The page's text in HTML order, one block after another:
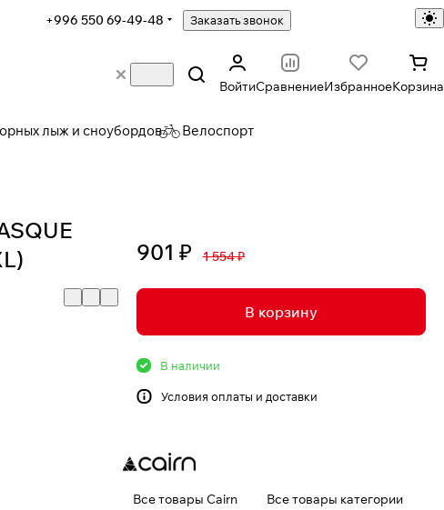
+996 550 69-49-48 Заказать звонок
ВойтиСравнениеИзбранноеКорзина
лыж и сноубордов Велоспорт
901 ₽ 1 554 ₽
В корзину
В наличии
Условия оплаты и доставки
Все товары Cairn Все товары категории